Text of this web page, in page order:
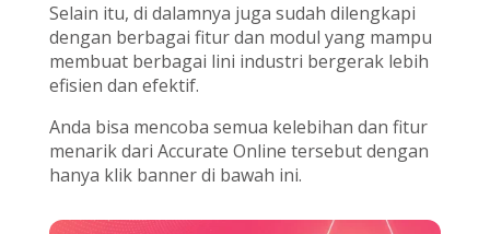
Selain itu, di dalamnya juga sudah dilengkapi
dengan berbagai fitur dan modul yang mampu
membuat berbagai lini industri bergerak lebih
efisien dan efektif.
Anda bisa mencoba semua kelebihan dan fitur
menarik dari Accurate Online tersebut dengan
hanya klik banner di bawah ini.